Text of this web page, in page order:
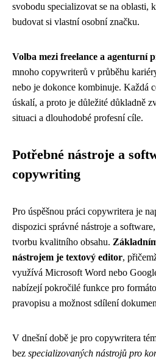
svobodu specializovat se na oblasti,
budovat si vlastní osobní značku.
Volba mezi freelance a agenturní
mnoho copywriterů v průběhu
nebo je dokonce kombinuje. Každá
úskalí, a proto je důležité důkladně
situaci a dlouhodobé profesní cíle.
Potřebné nástroje a
copywriting
Pro úspěšnou práci copywritera je
dispozici správné nástroje a
tvorbu kvalitního obsahu.
nástrojem je textový editor,
využívá Microsoft Word nebo
nabízejí pokročilé funkce pro
pravopisu a možnost sdílení
V dnešní době je pro copywritera
bez specializovaných nástrojů pro